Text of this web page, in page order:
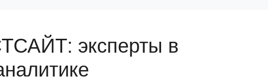
эксперты в